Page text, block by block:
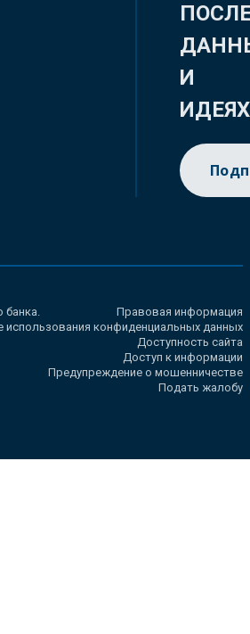
И
ИДЕЯХ
банка.
Правовая информация
использования конфиденциальных данных
Доступность сайта
Доступ к информации
Предупреждение о мошенничестве
Подать жалобу